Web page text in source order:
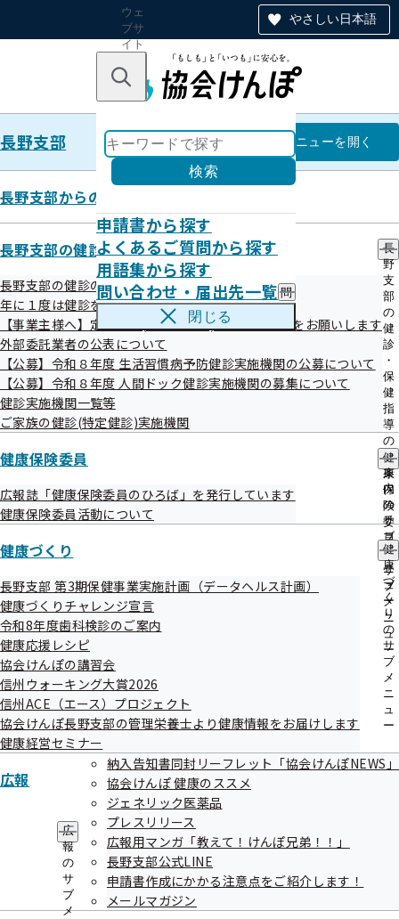
やさしい日本語
ウェ
ブサ
イト
のナ
ン
キーワードで探す
検索
申請書から探す
よくあるご質問から探す
用語集から探す
問い合わせ・届出先一覧 問
い
せ
・
届
一
ブ
閉じる
長野支部 長野支部
メニューを開く
長野支部からのお知らせ
長野支部の健診・保健指導のご案内
長
野
支
部
の
健
診
・
保
健
指
導
の
ご
案
内
の
サ
ブ
メ
ニ
ュ
ー
長野支部の健診のご案内
年に１度は健診を！ 健診特集コーナー
【事業主様へ】定期健診(事業者健診)結果のご提供をお願いします
外部委託業者の公表について
【公募】令和８年度 生活習慣病予防健診実施機関の公募について
【公募】令和８年度 人間ドック健診実施機関の募集について
健診実施機関一覧等
ご家族の健診(特定健診)実施機関
健康保険委員
健
康
保
険
委
員
の
サ
ブ
メ
ニ
ュ
ー
広報誌「健康保険委員のひろば」を発行しています
健康保険委員活動について
健康づくり
健
康
づ
く
り
の
サ
ブ
メ
ニ
ュ
ー
長野支部 第3期保健事業実施計画（データヘルス計画）
健康づくりチャレンジ宣言
令和8年度歯科検診のご案内
健康応援レシピ
協会けんぽの講習会
信州ウォーキング大賞2026
信州ACE（エース）プロジェクト
協会けんぽ長野支部の管理栄養士より健康情報をお届けします
健康経営セミナー
広報
広
報
の
サ
ブ
メ
納入告知書同封リーフレット「協会けんぽNEWS」
協会けんぽ 健康のススメ
ジェネリック医薬品
プレスリリース
広報用マンガ「教えて！けんぽ兄弟！！」
長野支部公式LINE
申請書作成にかかる注意点をご紹介します！
メールマガジン
信州ウォーキング大賞2026
令和08年06月08日
信州ウォーキング大賞2026 参加事業所
を募集しています！！
長野県では、「信州ACE（エース）プロジェクト」の一環と
して、県内の事業所等における自発的な健康づくりの取り組
みを進めるため、ウォーキングイベントを平成30年度から実
施しています。
「誰でも手軽に思わず歩きたくなる楽しいウォーキング」を
コンセプトにしたスマートフォンアプリ『協会けんぽウォー
ク』を利用して、ウォーキング大賞に参加しませんか？
事業所同士で歩数を競い合い、社内の仲間同士で楽しくコ
ミュニケーションを図りながら、ゲーム感覚でウォーキング
ラリーに取り組めます！
スマートフォンをお持ちで、３名１組のチームを選出するこ
とが可能な事業所（何チームでも参加いただけます）